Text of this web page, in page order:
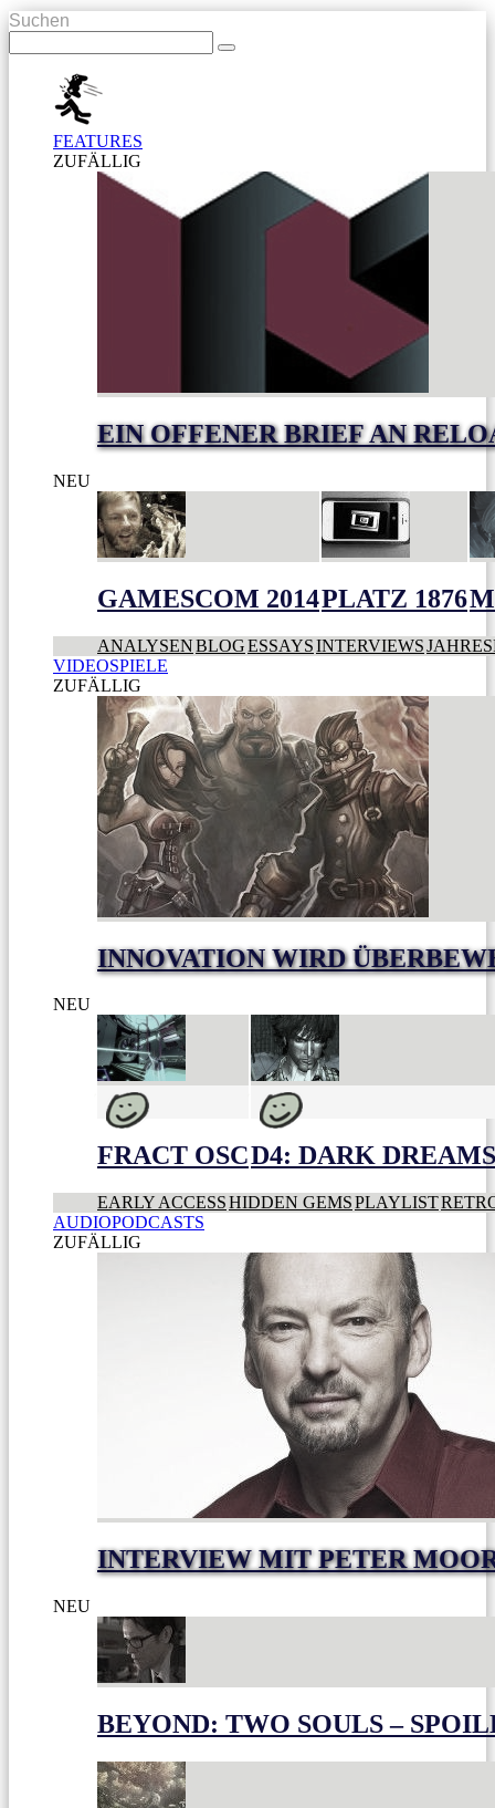
Suchen
FEATURES
ZUFÄLLIG
EIN OFFENER BRIEF AN
NEU
GAMESCOM 2014PLATZ 1876
ANALYSENBLOGESSAYSINTERVIEWS
VIDEOSPIELE
ZUFÄLLIG
INNOVATION WIRD
NEU
FRACT OSCD4: DARK
EARLY ACCESSHIDDEN GEMSPLAYLIST
AUDIOPODCASTS
ZUFÄLLIG
INTERVIEW MIT PETER
NEU
BEYOND: TWO SOULS –